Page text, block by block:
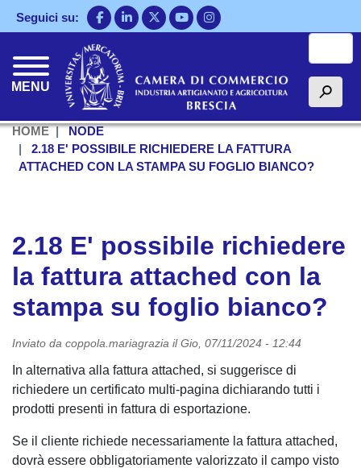
Salta
al
Seguici su:
MENU h
HOME
NODE
2.18 E' POSSIBILE RICHIEDERE LA FATTURA
ATTACHED CON LA STAMPA SU FOGLIO BIANCO?
2.18 E' possibile richiedere
la fattura attached con la
stampa su foglio bianco?
Inviato da coppola.mariagrazia ilGio, 07/11/2024 - 12:44
In alternativa alla fattura attached, si suggerisce di
richiedere un certificato multi-pagina dichiarando tutti i
prodotti presenti in fattura di esportazione.
Se il cliente richiede necessariamente la fattura attached,
dovrà essere obbligatoriamente valorizzato il campo visto